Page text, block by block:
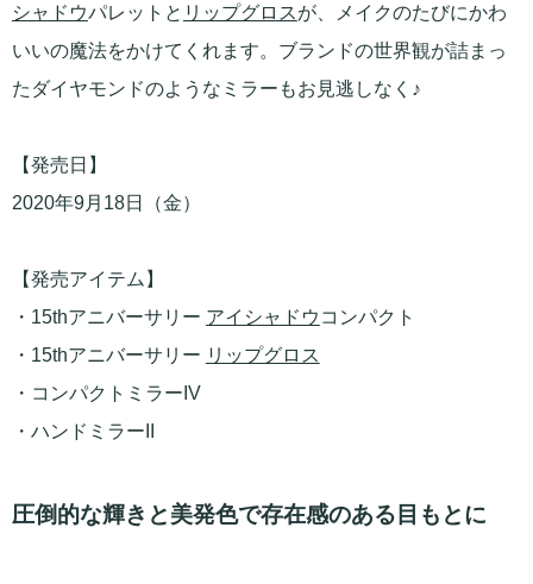
シャドウパレットと リップグロスが、メイクのたびにかわ
いいの魔法をかけてくれます。ブランドの世界観が詰まっ
たダイヤモンドのようなミラーもお見逃しなく♪
【発売日】
2020年9月18日（金）
【発売アイテム】
・15thアニバーサリー アイシャドウ コンパクト
・15thアニバーサリー リップグロス
・コンパクトミラーIV
・ハンドミラーII
圧倒的な輝きと美発色で存在感のある目もとに